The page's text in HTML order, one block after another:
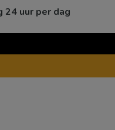
24 uur per dag